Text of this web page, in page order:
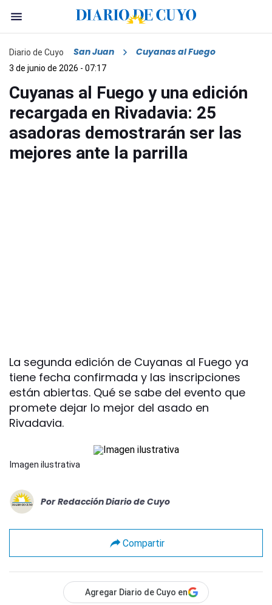
Diario de Cuyo San Juan Cuyanas al Fuego
3 de junio de 2026 - 07:17
Cuyanas al Fuego y una edición
recargada en Rivadavia: 25
asadoras demostrarán ser las
mejores ante la parrilla
La segunda edición de Cuyanas al Fuego ya
tiene fecha confirmada y las inscripciones
están abiertas. Qué se sabe del evento que
promete dejar lo mejor del asado en
Rivadavia.
Imagen ilustrativa
Por Redacción Diario de Cuyo
Compartir
Agregar Diario de Cuyo en